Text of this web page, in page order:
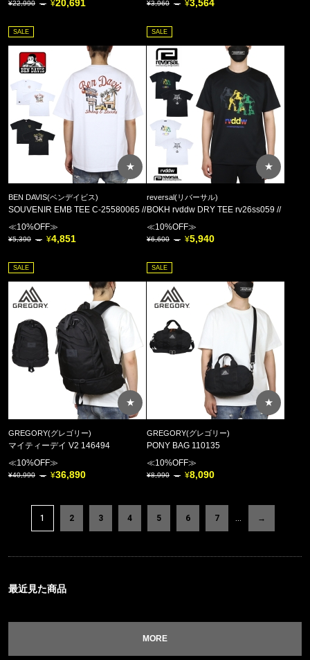
22,990 20,691 3,960 3,564
SALE
★
BEN DAVIS(ベンデイビス)
SOUVENIR EMB TEE C-25580065 //
≪10%OFF≫
5,390 4,851
SALE
★
reversal(リバーサル)
BOKH rvddw DRY TEE rv26ss059 //
≪10%OFF≫
6,600 5,940
SALE
★
GREGORY(グレゴリー)
マイティーデイ V2 146494
≪10%OFF≫
40,990 36,890
SALE
★
GREGORY(グレゴリー)
PONY BAG 110135
≪10%OFF≫
8,990 8,090
1 2 3 4 5 6 7 … →
最近見た商品
MORE